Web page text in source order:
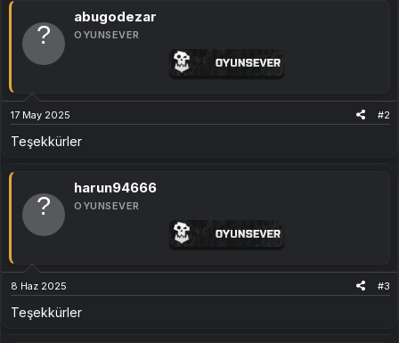
l
:
abugodezar
OYUNSEVER
17 May 2025 #2
Teşekkürler
harun94666
OYUNSEVER
8 Haz 2025 #3
Teşekkürler